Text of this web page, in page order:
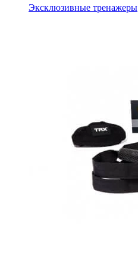
Эксклюзивные тренажеры